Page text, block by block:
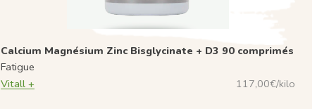
Calcium Magnésium Zinc Bisglycinate + D3 90 comprimés
Fatigue
Vitall +
117,00€/kilo